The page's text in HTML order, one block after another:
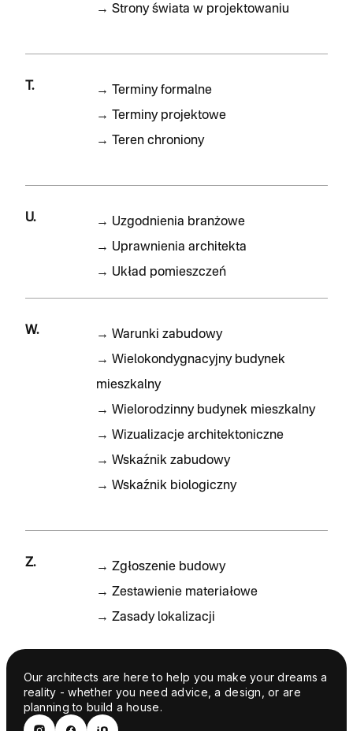
→ Strony świata w projektowaniu
T. →
Terminy formalne
→
Terminy projektowe
→
Teren chroniony
U. → Uzgodnienia branżowe
→ Uprawnienia architekta
→ Układ pomieszczeń
W. → Warunki zabudowy
→ Wielokondygnacyjny budynek
mieszkalny
→ Wielorodzinny budynek mieszkalny
→ Wizualizacje architektoniczne
→ Wskaźnik zabudowy
→ Wskaźnik biologiczny
Z. → Zgłoszenie budowy
→ Zestawienie materiałowe
→ Zasady lokalizacji
Our architects are here to help you make your dreams a
reality - whether you need advice, a design, or are
planning to build a house.